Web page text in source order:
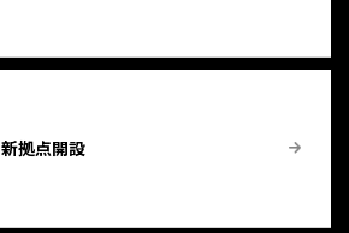
新拠点開設